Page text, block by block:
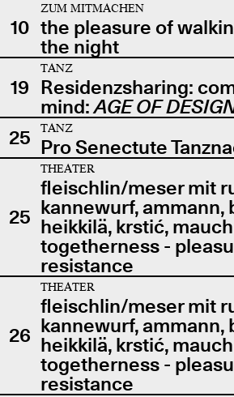
10
ZUM MITMACHEN
the pleasure of
the night
19
TANZ
Residenzsharing:
mind:AGE OF
25
TANZ
Pro Senectute
25
THEATER
fleischlin/meser mit
kannewurf, ammann,
heikkilä, krstić,
togetherness -
resistance
26
THEATER
fleischlin/meser mit
kannewurf, ammann,
heikkilä, krstić,
togetherness -
resistance